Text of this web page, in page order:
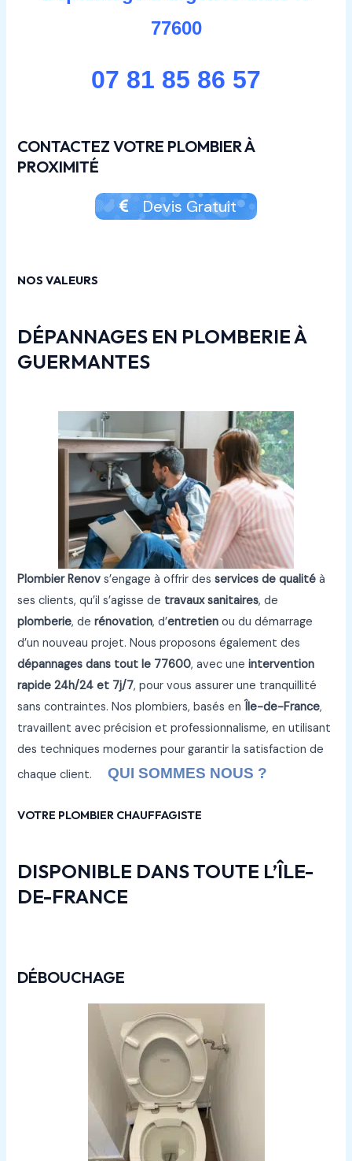
77600
07 81 85 86 57
CONTACTEZ VOTRE PLOMBIER À
PROXIMITÉ
Devis Gratuit
NOS VALEURS
DÉPANNAGES EN PLOMBERIE À
GUERMANTES
Plombier Renov s’engage à offrir desservices de qualité à
ses clients, qu’il s’agisse de travaux sanitaires, de
plomberie, derénovation, d’entretien ou du démarrage
d’un nouveau projet. Nous proposons également des
dépannages dans tout le 77600, avec une intervention
rapide 24h/24 et 7j/7, pour vous assurer une tranquillité
sans contraintes. Nos plombiers, basés en Île-de-France,
travaillent avec précision et professionnalisme, en utilisant
des techniques modernes pour garantir la satisfaction de
chaque client.QUI SOMMES NOUS ?
VOTRE PLOMBIER CHAUFFAGISTE
DISPONIBLE DANS TOUTE L’ÎLE-
DE-FRANCE
DÉBOUCHAGE